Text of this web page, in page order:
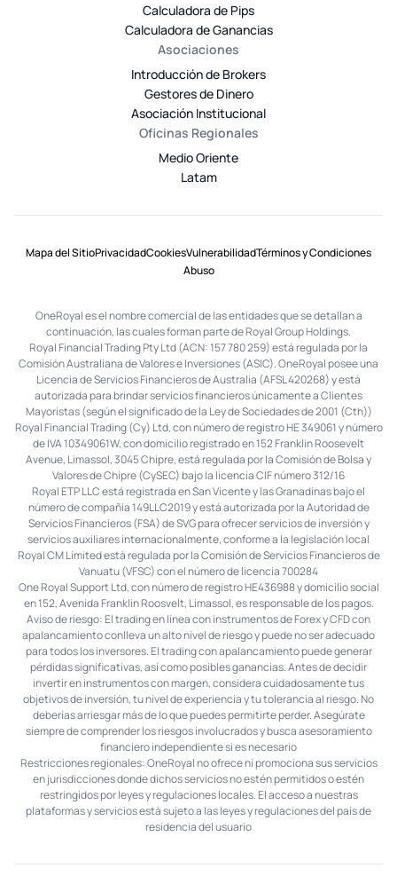
Calculadora de Pips
Calculadora de Ganancias
Asociaciones
Introducción de Brokers
Gestores de Dinero
Asociación Institucional
Oficinas Regionales
Medio Oriente
Latam
Mapa del SitioPrivacidadCookiesVulnerabilidadTérminos y Condiciones
Abuso
OneRoyal es el nombre comercial de las entidades que se detallan a
continuación, las cuales forman parte de Royal Group Holdings.
Royal Financial Trading Pty Ltd (ACN: 157 780 259) está regulada por la
Comisión Australiana de Valores e Inversiones (ASIC). OneRoyal posee una
Licencia de Servicios Financieros de Australia (AFSL 420268) y está
autorizada para brindar servicios financieros únicamente a Clientes
Mayoristas (según el significado de la Ley de Sociedades de 2001 (Cth))
Royal Financial Trading (Cy) Ltd, con número de registro HE 349061 y número
de IVA 10349061W, con domicilio registrado en 152 Franklin Roosevelt
Avenue, Limassol, 3045 Chipre, está regulada por la Comisión de Bolsa y
Valores de Chipre (CySEC) bajo la licencia CIF número 312/16
Royal ETP LLC está registrada en San Vicente y las Granadinas bajo el
número de compañía 149LLC2019 y está autorizada por la Autoridad de
Servicios Financieros (FSA) de SVG para ofrecer servicios de inversión y
servicios auxiliares internacionalmente, conforme a la legislación local
Royal CM Limited está regulada por la Comisión de Servicios Financieros de
Vanuatu (VFSC) con el número de licencia 700284
One Royal Support Ltd, con número de registro HE436988 y domicilio social
en 152, Avenida Franklin Roosvelt, Limassol, es responsable de los pagos.
Aviso de riesgo: El trading en línea con instrumentos de Forex y CFD con
apalancamiento conlleva un alto nivel de riesgo y puede no ser adecuado
para todos los inversores. El trading con apalancamiento puede generar
pérdidas significativas, así como posibles ganancias. Antes de decidir
invertir en instrumentos con margen, considera cuidadosamente tus
objetivos de inversión, tu nivel de experiencia y tu tolerancia al riesgo. No
deberías arriesgar más de lo que puedes permitirte perder. Asegúrate
siempre de comprender los riesgos involucrados y busca asesoramiento
financiero independiente si es necesario
Restricciones regionales: OneRoyal no ofrece ni promociona sus servicios
en jurisdicciones donde dichos servicios no estén permitidos o estén
restringidos por leyes y regulaciones locales. El acceso a nuestras
plataformas y servicios está sujeto a las leyes y regulaciones del país de
residencia del usuario